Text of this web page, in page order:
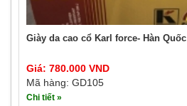
Giày da cao cổ Karl force- Hàn Quốc
Giá: 780.000 VND
Mã hàng: GD105
Chi tiết »